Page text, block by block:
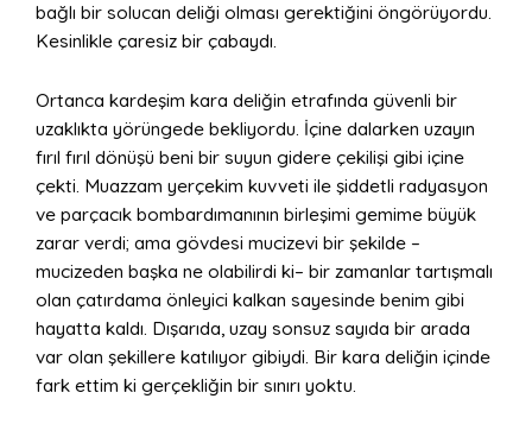
bağlı bir solucan deliği olması gerektiğini öngörüyordu.
Kesinlikle çaresiz bir çabaydı.
Ortanca kardeşim kara deliğin etrafında güvenli bir
uzaklıkta yörüngede bekliyordu. İçine dalarken uzayın
fırıl fırıl dönüşü beni bir suyun gidere çekilişi gibi içine
çekti. Muazzam yerçekim kuvveti ile şiddetli radyasyon
ve parçacık bombardımanının birleşimi gemime büyük
zarar verdi; ama gövdesi mucizevi bir şekilde –
mucizeden başka ne olabilirdi ki– bir zamanlar tartışmalı
olan çatırdama önleyici kalkan sayesinde benim gibi
hayatta kaldı. Dışarıda, uzay sonsuz sayıda bir arada
var olan şekillere katılıyor gibiydi. Bir kara deliğin içinde
fark ettim ki gerçekliğin bir sınırı yoktu.